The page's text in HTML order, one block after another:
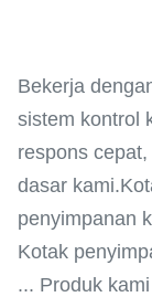
Bekerja
sistem kontrol
respons
dasar
penyimpanan
Kotak
... Produk